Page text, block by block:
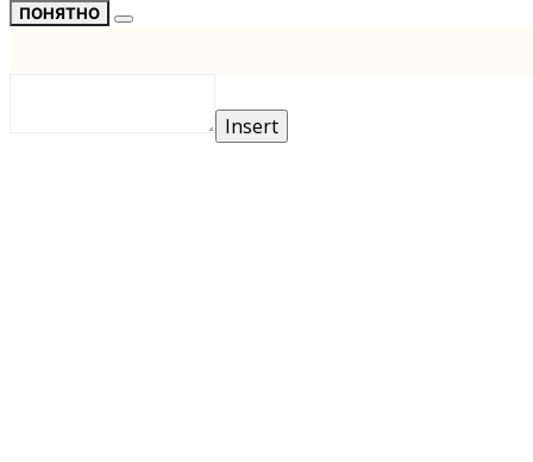
ПОНЯТНО
Insert